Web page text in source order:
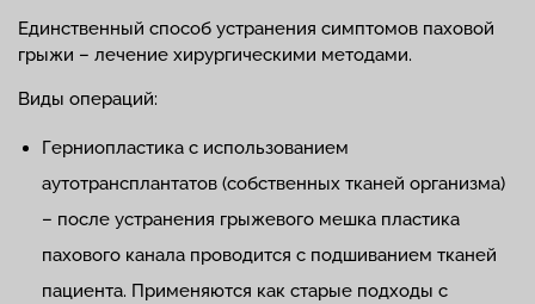
Единственный способ устранения симптомов паховой
грыжи – лечение хирургическими методами.
Виды операций:
Герниопластика с использованием
аутотрансплантатов (собственных тканей организма)
– после устранения грыжевого мешка пластика
пахового канала проводится с подшиванием тканей
пациента. Применяются как старые подходы с